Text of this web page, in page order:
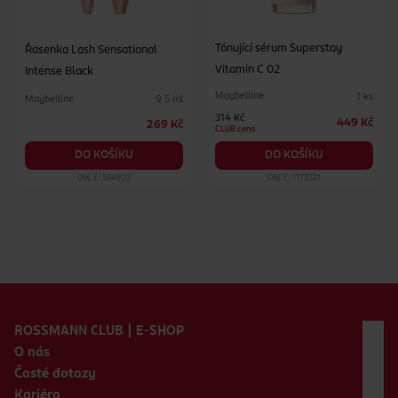
Řasenka Lash Sensational
Intense Black
Maybelline 9.5 ml
269 Kč
DO KOŠÍKU
Obj. č.: 554923
Tónující sérum Superstay
Vitamin C 02
Maybelline 1 ks
314 Kč
CLUB cena
449 Kč
DO KOŠÍKU
Obj. č.: 1173321
ROSSMANN CLUB | E-SHOP
O nás
Časté dotazy
Kariéra